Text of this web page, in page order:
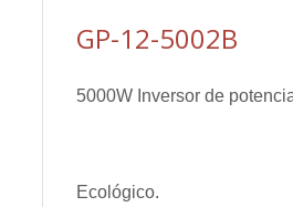
GP-12-5002B
5000W Inversor de
Ecológico.